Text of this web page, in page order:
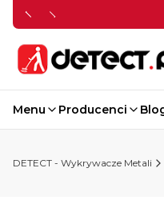
Menu Producenci
DETECT - Wykrywacze Metali